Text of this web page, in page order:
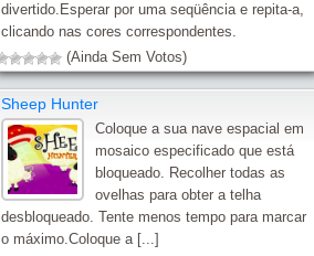
divertido.Esperar por uma seqüência e repita-a,
clicando nas cores correspondentes.
(Ainda Sem Votos)
Sheep Hunter
Coloque a sua nave espacial em
mosaico especificado que está
bloqueado. Recolher todas as
ovelhas para obter a telha
desbloqueado. Tente menos tempo para marcar
o máximo.Coloque a [...]